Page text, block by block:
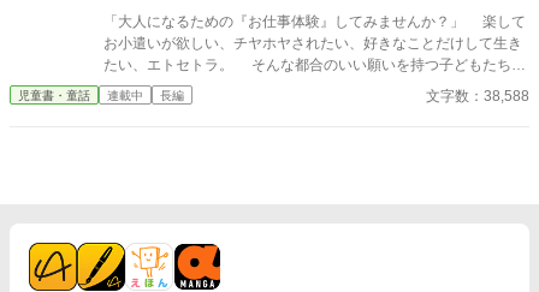
開始する。 誰も聴いていないはずの、自分たちの本音や寂しさを
語った放送だったが、翌朝、葵の靴箱に一通のメモが届く。それ
はグラウンドでたまたま放送を聴き、ノイズ混じりのピアノ曲に
涙した生徒からの手紙だった。これをきっかけに、2人の『屋上
のラジオ』は本格化する。毎朝のように靴箱へ届く手紙には、進
「大人になるための『お仕事体験』してみませんか？」 楽して
お小遣いが欲しい、チヤホヤされたい、好きなことだけして生き
たい、エトセトラ。 そんな都合のいい願いを持つ子どもたちの
前に、ピンとはね上げたひげの怪人物『万具沢 勤（まんぐざわ つ
とむ）』は現れる。 彼が案内する『はろォわァく！』は、どん
児童書・童話 連載中 長編 文字数：38,588